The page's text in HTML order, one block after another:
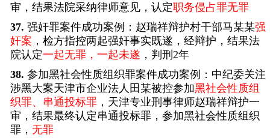
审，结果法院采纳律师意见，认定职务侵占罪无罪
37. 强奸罪案件成功案例：赵瑞祥辩护村干部马某某强
奸案 ，检方指控两起强奸事实既遂，经辩护，结果法
院认定一起无罪，一起未遂 ，判刑2年
38. 参加黑社会性质组织罪案件成功案例：中纪委关注
涉黑大案天津市企业法人田某被控参加黑社会性质组
织罪、串通投标罪 ，天津专业刑事律师赵瑞祥辩护一
审，结果最终认定串通投标罪，参加黑社会性质组织
罪， 无罪